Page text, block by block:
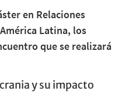
en Relaciones
Latina, los
que se realizará
y su impacto